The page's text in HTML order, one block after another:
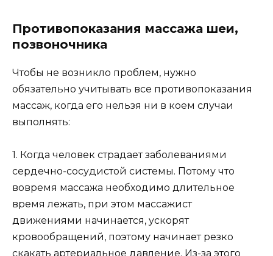
Противопоказания массажа шеи,
позвоночника
Чтобы не возникло проблем, нужно
обязательно учитывать все противопоказания
массаж, когда его нельзя ни в коем случаи
выполнять:
1. Когда человек страдает заболеваниями
сердечно-сосудистой системы. Потому что
вовремя массажа необходимо длительное
время лежать, при этом массажист
движениями начинается, ускорят
кровообращений, поэтому начинает резко
скакать артериальное давление. Из-за этого